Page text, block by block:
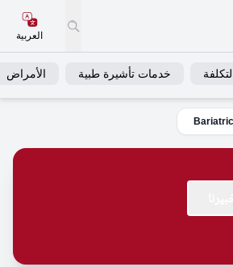
العربية
خدمات تأشيرة طبية الأمراض